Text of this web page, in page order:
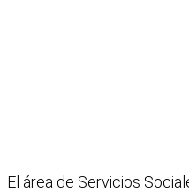
El área de Servicios